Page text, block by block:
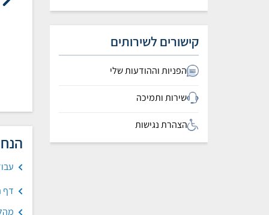
אמזלג ואוריה בנאי אוריה בנאי - אייקוניזציה
דף
קישורים לשירותים
הפניות וההודעות שלי
שירות ותמיכה
הצהרת נגישות